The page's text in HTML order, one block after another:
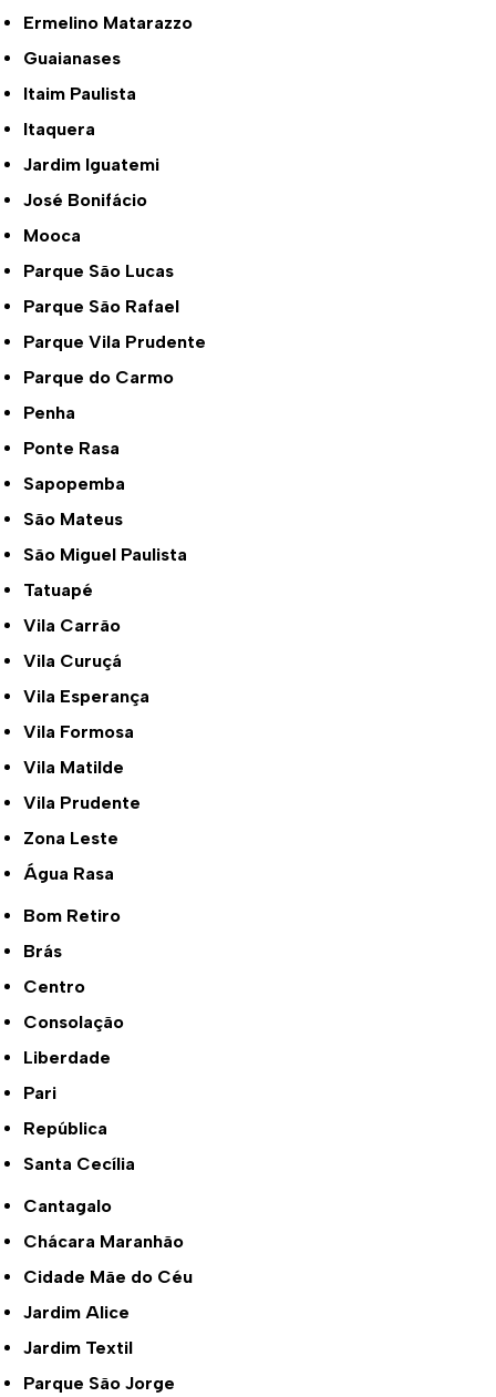
Ermelino Matarazzo
Guaianases
Itaim Paulista
Itaquera
Jardim Iguatemi
José Bonifácio
Mooca
Parque São Lucas
Parque São Rafael
Parque Vila Prudente
Parque do Carmo
Penha
Ponte Rasa
Sapopemba
São Mateus
São Miguel Paulista
Tatuapé
Vila Carrão
Vila Curuçá
Vila Esperança
Vila Formosa
Vila Matilde
Vila Prudente
Zona Leste
Água Rasa
Bom Retiro
Brás
Centro
Consolação
Liberdade
Pari
República
Santa Cecília
Cantagalo
Chácara Maranhão
Cidade Mãe do Céu
Jardim Alice
Jardim Textil
Parque São Jorge